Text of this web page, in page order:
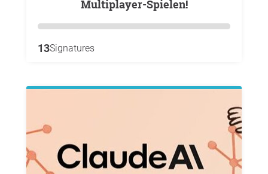
Multiplayer-Spielen!
13Signatures